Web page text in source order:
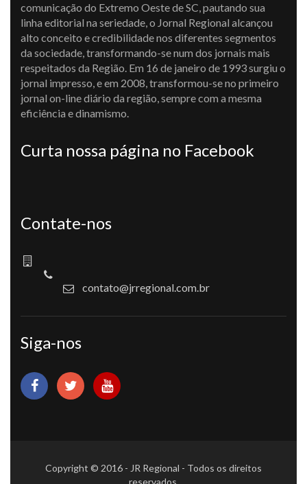
comunicação do Extremo Oeste de SC, pautando sua
linha editorial na seriedade, o Jornal Regional alcançou
alto conceito e credibilidade nos diferentes segmentos
da sociedade, transformando-se num dos jornais mais
respeitados da Região. Em 16 de janeiro de 1993 surgiu o
jornal impresso, e em 2008, transformou-se no primeiro
jornal on-line diário da região, sempre com a mesma
eficiência e dinamismo.
Curta nossa página no Facebook
Contate-nos
contato@jrregional.com.br
Siga-nos
Copyright © 2016 - JR Regional - Todos os direitos